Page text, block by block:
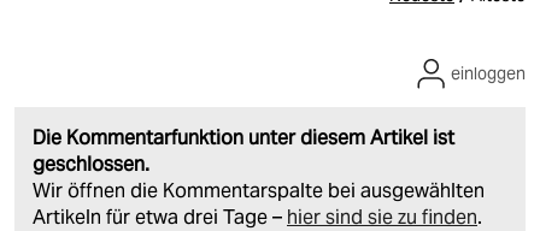
Die Kommentarfunktion unter diesem Artikel ist
geschlossen.
Wir öffnen die Kommentarspalte bei ausgewählten
Artikeln für etwa drei Tage – hier sind sie zu finden.
einloggen